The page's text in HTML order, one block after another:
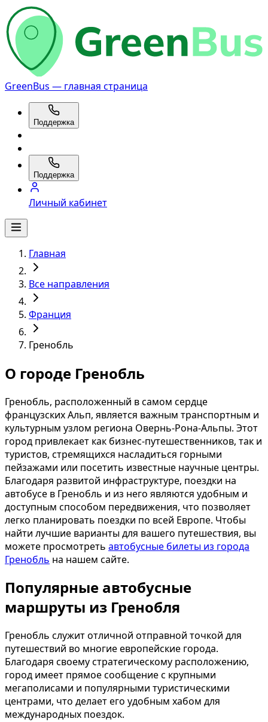
GreenBus — главная страница
Поддержка
Поддержка
Личный кабинет
Главная
Все направления
Франция
Гренобль
О городе Гренобль
Гренобль, расположенный в самом сердце
французских Альп, является важным транспортным и
культурным узлом региона Овернь-Рона-Альпы. Этот
город привлекает как бизнес-путешественников, так и
туристов, стремящихся насладиться горными
пейзажами или посетить известные научные центры.
Благодаря развитой инфраструктуре, поездки на
автобусе в Гренобль и из него являются удобным и
доступным способом передвижения, что позволяет
легко планировать поездки по всей Европе. Чтобы
найти лучшие варианты для вашего путешествия, вы
можете просмотреть автобусные билеты из города
Гренобль на нашем сайте.
Популярные автобусные
маршруты из Гренобля
Гренобль служит отличной отправной точкой для
путешествий во многие европейские города.
Благодаря своему стратегическому расположению,
город имеет прямое сообщение с крупными
мегаполисами и популярными туристическими
центрами, что делает его удобным хабом для
международных поездок.